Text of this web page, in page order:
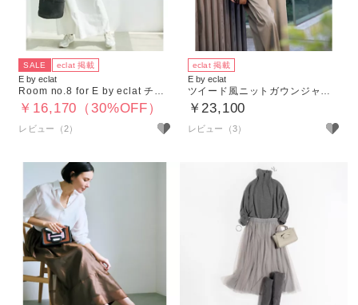
SALE eclat 掲載
E by eclat
Room no.8 for E by eclat チュールレースニットジレ
￥16,170（30%OFF）
レビュー（2）
eclat 掲載
E by eclat
ツイード風ニットガウンジャケット
￥23,100
レビュー（3）